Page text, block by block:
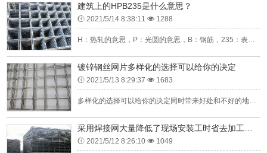
建筑上的HPB235是什么意思？
2021/5/14 8:38:11 1288
H：热轧的意思，P：光圆的意思，B：钢筋，235：表示屈服点为235Mpa，HPB235的意思就是热轧一级圆钢，一般钢筋直径为16mm和12mm两种。HPB235是什么意思？建筑上常用于制作箍筋、板的...
镀锌钢丝网片多样化的选择可以给你的决定
2021/5/13 8:29:37 1683
2021/5/12 8:26:10 1049